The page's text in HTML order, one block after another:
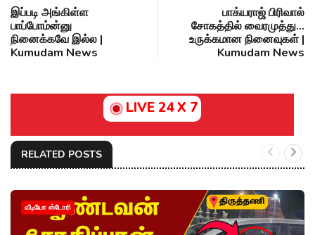
இப்படி அங்கிள்ள
பாப்போம்ன்னு
நினைக்கவே இல்ல |
Kumudam News
பாக்யராஜ் பிரிவால்
சோகத்தில் வைரமுத்து...
உருக்கமான நினைவுகள் |
Kumudam News
LIVE 24 X 7
RELATED POSTS
வீடியோ ஸ்டோரி